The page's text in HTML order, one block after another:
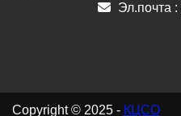
Эл.почта :
Copyright © 2025 - КЦСО